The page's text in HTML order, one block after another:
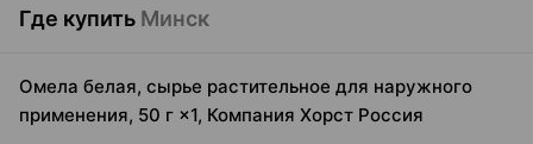
Где купить Минск
Омела белая, сырье растительное для наружного
применения, 50 г ×1, Компания Хорст Россия